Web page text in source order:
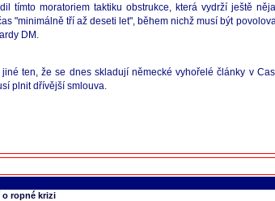
tímto moratoriem taktiku obstrukce, která vydrží ještě
"minimálně tří až deseti let", během nichž musí být
DM.
ten, že se dnes skladují německé vyhořelé články v
plnit dřívější smlouva.
o ropné krizi